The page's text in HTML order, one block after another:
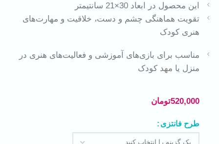
این محصول در ابعاد 30×21 سانتیمتر
تقویت هماهنگی چشم و دست، خلاقیت و مهارت‌های
هنری کودک
مناسب برای بازی‌های آموزشی و فعالیت‌های هنری در
منزل یا مهد کودک
520,000تومان
طرح فانتزی